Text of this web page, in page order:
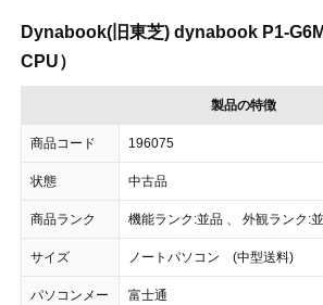
Dynabook(旧東芝) dynabook P1-
CPU）
製品の特徴
商品コード 196075
状態 中古品
商品ランク 機能ランク:並品 、 外観ランク:
サイズ ノートパソコン (中型送料)
パソコンメー
富士通